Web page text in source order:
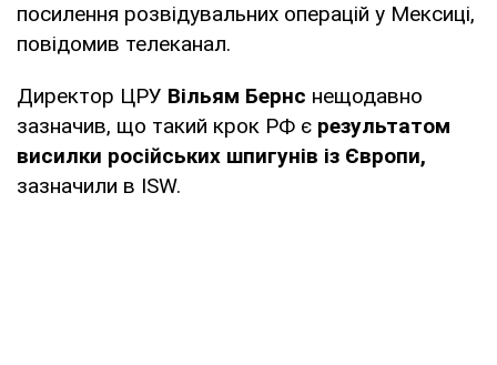
посилення розвідувальних операцій у Мексиці,
повідомив телеканал.
Директор ЦРУ Вільям Бернс нещодавно
зазначив, що такий крок РФ є результатом
висилки російських шпигунів із Європи,
зазначили в ISW.